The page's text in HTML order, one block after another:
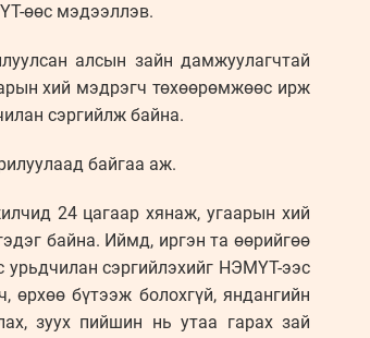
өөс мэдээллэв.
алсын зайн дамжуулагчтай
хий мэдрэгч төхөөрөмжөөс ирж
сэргийлж байна.
байгаа аж.
24 цагаар хянаж, угаарын хий
байна. Иймд, иргэн та өөрийгөө
урьдчилан сэргийлэхийг НЭМҮТ-ээс
бүтээж болохгүй, яндангийн
зуух пийшин нь утаа гарах зай